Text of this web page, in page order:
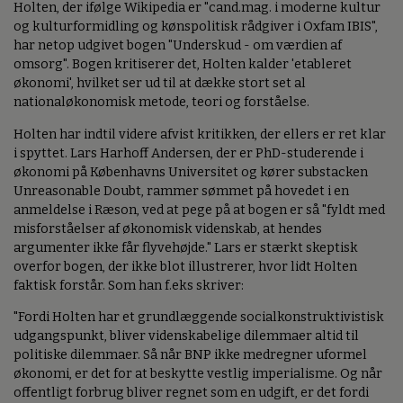
Holten, der ifølge Wikipedia er "cand.mag. i moderne kultur
og kulturformidling og kønspolitisk rådgiver i Oxfam IBIS",
har netop udgivet bogen "Underskud - om værdien af
omsorg". Bogen kritiserer det, Holten kalder 'etableret
økonomi', hvilket ser ud til at dække stort set al
nationaløkonomisk metode, teori og forståelse.
Holten har indtil videre afvist kritikken, der ellers er ret klar
i spyttet. Lars Harhoff Andersen, der er PhD-studerende i
økonomi på Københavns Universitet og kører substacken
Unreasonable Doubt, rammer sømmet på hovedet i en
anmeldelse i Ræson, ved at pege på at bogen er så "fyldt med
misforståelser af økonomisk videnskab, at hendes
argumenter ikke får flyvehøjde." Lars er stærkt skeptisk
overfor bogen, der ikke blot illustrerer, hvor lidt Holten
faktisk forstår. Som han f.eks skriver:
"Fordi Holten har et grundlæggende socialkonstruktivistisk
udgangspunkt, bliver videnskabelige dilemmaer altid til
politiske dilemmaer. Så når BNP ikke medregner uformel
økonomi, er det for at beskytte vestlig imperialisme. Og når
offentligt forbrug bliver regnet som en udgift, er det fordi